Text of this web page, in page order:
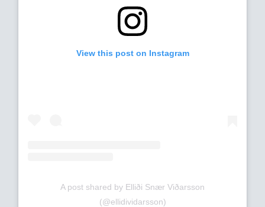
View this post on Instagram
A post shared by Elliði Snær Viðarsson
(@ellidividarsson)